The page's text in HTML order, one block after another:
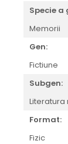
Specie
Memorii
Gen:
Fictiune
Subgen:
Format:
Fizic